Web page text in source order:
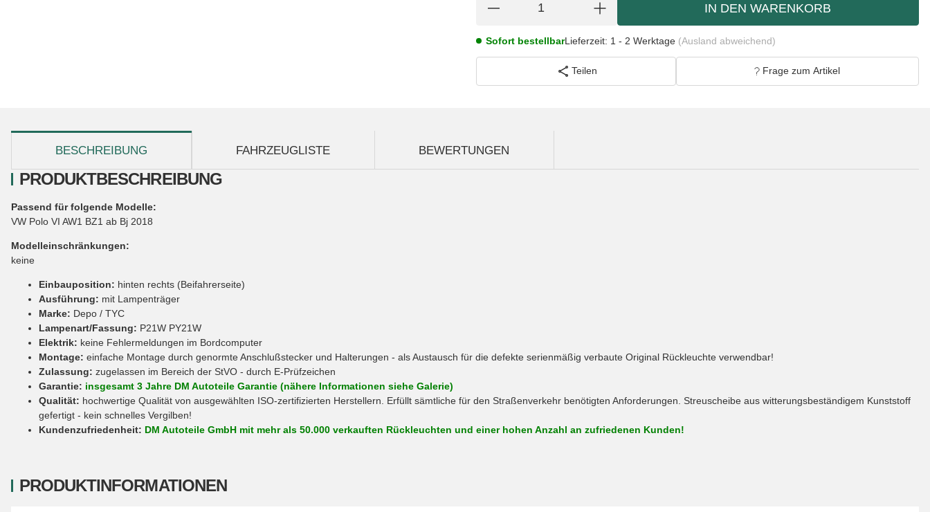
IN DEN WARENKORB
Sofort bestellbarLieferzeit: 1 - 2 Werktage (Ausland abweichend)
Teilen Frage zum Artikel
BESCHREIBUNG FAHRZEUGLISTE BEWERTUNGEN
PRODUKTINFORMATIONEN
PRODUKTBESCHREIBUNG
Passend für folgende Modelle:
VW Polo VI AW1 BZ1 ab Bj 2018
Modelleinschränkungen:
keine
Einbauposition: hinten rechts (Beifahrerseite)
Ausführung: mit Lampenträger
Marke: Depo / TYC
Lampenart/Fassung: P21W PY21W
Elektrik: keine Fehlermeldungen im Bordcomputer
Montage: einfache Montage durch genormte Anschlußstecker und Halterungen - als Austausch für die defekte serienmäßig verbaute Original Rückleuchte verwendbar!
Zulassung: zugelassen im Bereich der StVO - durch E-Prüfzeichen
Garantie: insgesamt 3 Jahre DM Autoteile Garantie (nähere Informationen siehe Galerie)
Qualität: hochwertige Qualität von ausgewählten ISO-zertifizierten Herstellern. Erfüllt sämtliche für den Straßenverkehr benötigten Anforderungen. Streuscheibe aus witterungsbeständigem Kunststoff
gefertigt - kein schnelles Vergilben!
Kundenzufriedenheit: DM Autoteile GmbH mit mehr als 50.000 verkauften Rückleuchten und einer hohen Anzahl an zufriedenen Kunden!